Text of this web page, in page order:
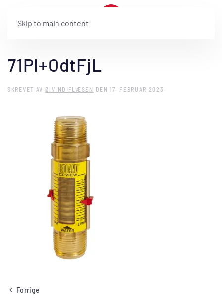
Skip to main content
71PI+OdtFjL
SKREVET AV ØIVIND FLÆSEN DEN17. FEBRUAR 2023 .
Forrige